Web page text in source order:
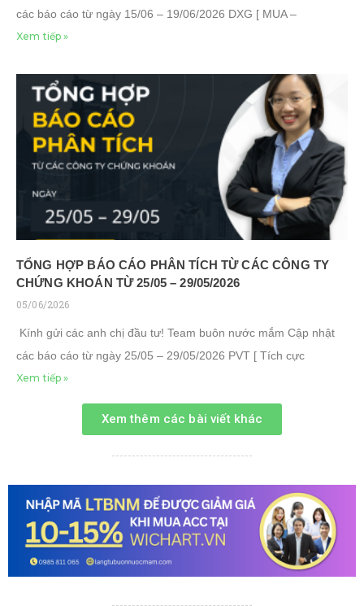
các báo cáo từ ngày 15/06 – 19/06/2026 DXG [ MUA –
Xem tiếp »
TỔNG HỢP BÁO CÁO PHÂN TÍCH TỪ CÁC CÔNG TY
CHỨNG KHOÁN TỪ 25/05 – 29/05/2026
05/06/2026
Kính gửi các anh chị đầu tư! Team buôn nước mắm Cập nhật
các báo cáo từ ngày 25/05 – 29/05/2026 PVT [ Tích cực
Xem tiếp »
Xem thêm các bài viết khác